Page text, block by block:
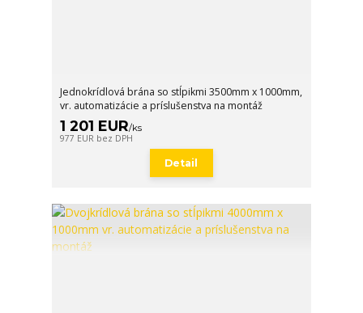
Jednokrídlová brána so stĺpikmi 3500mm x 1000mm,
vr. automatizácie a príslušenstva na montáž
1 201 EUR/ks
977 EUR bez DPH
Detail